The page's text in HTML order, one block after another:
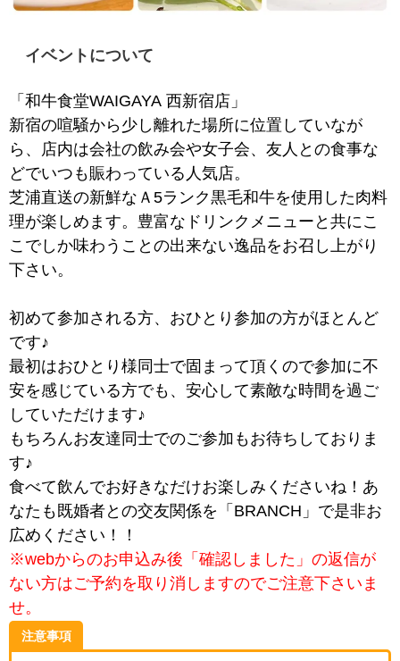
イベントについて
「和牛食堂WAIGAYA 西新宿店」
新宿の喧騒から少し離れた場所に位置していなが
ら、店内は会社の飲み会や女子会、友人との食事な
どでいつも賑わっている人気店。
芝浦直送の新鮮なＡ5ランク黒毛和牛を使用した肉料
理が楽しめます。豊富なドリンクメニューと共にこ
こでしか味わうことの出来ない逸品をお召し上がり
下さい。
初めて参加される方、おひとり参加の方がほとんど
です♪
最初はおひとり様同士で固まって頂くので参加に不
安を感じている方でも、安心して素敵な時間を過ご
していただけます♪
もちろんお友達同士でのご参加もお待ちしておりま
す♪
食べて飲んでお好きなだけお楽しみくださいね！あ
なたも既婚者との交友関係を「BRANCH」で是非お
広めください！！
※webからのお申込み後「確認しました」の返信が
ない方はご予約を取り消しますのでご注意下さいま
せ。
注意事項